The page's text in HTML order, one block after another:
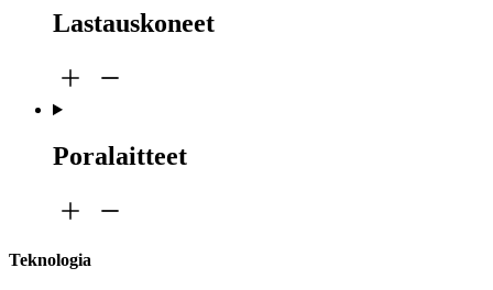
Lastauskoneet
Poralaitteet
Teknologia